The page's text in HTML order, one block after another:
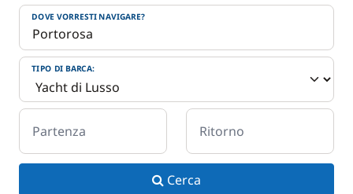
DOVE VORRESTI NAVIGARE?
TIPO DI BARCA:
Partenza Ritorno
Cerca